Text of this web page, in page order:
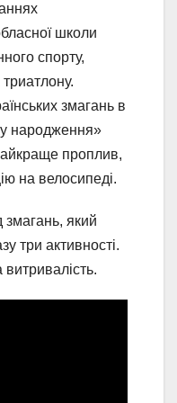
школи
спорту,
змагань в
народження»
проплив,
на велосипеді.
змагань, який
три активності.